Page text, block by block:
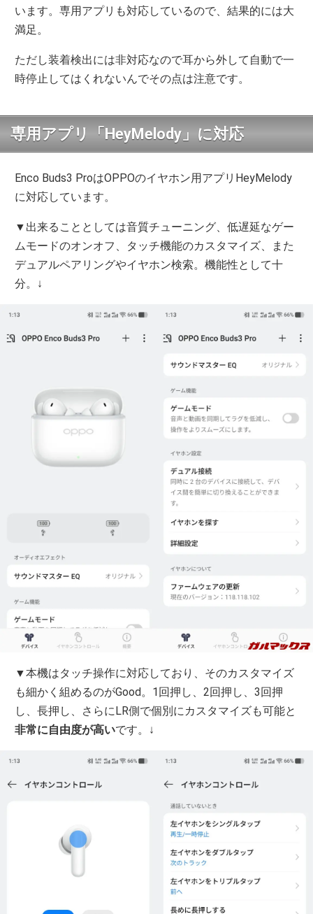
います。専用アプリも対応しているので、結果的には大
満足。
ただし装着検出には非対応なので耳から外して自動で一
時停止してはくれないんでその点は注意です。
専用アプリ「HeyMelody」に対応
Enco Buds3 ProはOPPOのイヤホン用アプリHeyMelody
に対応しています。
▼出来ることとしては音質チューニング、低遅延なゲー
ムモードのオンオフ、タッチ機能のカスタマイズ、また
デュアルペアリングやイヤホン検索。機能性として十
分。↓
▼本機はタッチ操作に対応しており、そのカスタマイズ
も細かく組めるのがGood。1回押し、2回押し、3回押
し、長押し、さらにLR側で個別にカスタマイズも可能と
非常に自由度が高いです。↓